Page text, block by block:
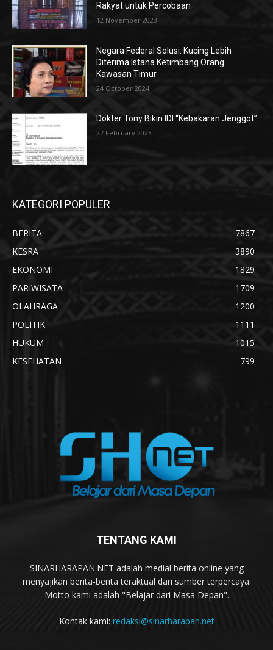
Rakyat untuk Percobaan
12 November 2023
Negara Federal Solusi: Kucing Lebih
Diterima Istana Ketimbang Orang
Kawasan Timur
24 October 2024
Dokter Tony Bikin IDI “Kebakaran Jenggot”
27 February 2023
KATEGORI POPULER
BERITA
7867
KESRA
3890
EKONOMI
1829
PARIWISATA
1709
OLAHRAGA
1200
POLITIK
1111
HUKUM
1015
KESEHATAN
799
TENTANG KAMI
SINARHARAPAN.NET adalah medial berita online yang
menyajikan berita-berita teraktual dari sumber terpercaya.
Motto kami adalah "Belajar dari Masa Depan".
Kontak kami: redaksi@sinarharapan.net